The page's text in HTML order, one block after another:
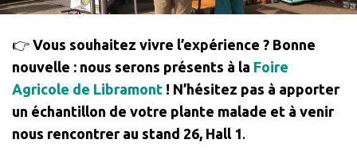
👉 Vous souhaitez vivre l’expérience ? Bonne
nouvelle : nous serons présents à la Foire
Agricole de Libramont ! N’hésitez pas à apporter
un échantillon de votre plante malade et à venir
nous rencontrer au stand 26, Hall 1.